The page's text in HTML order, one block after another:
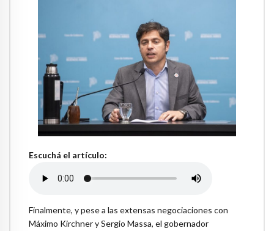
Escuchá el artículo:
Finalmente, y pese a las extensas negociaciones con
Máximo Kirchner y Sergio Massa, el gobernador